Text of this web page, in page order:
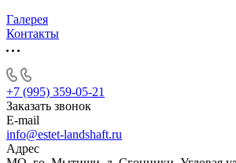
Галерея
Контакты
+7 (995) 359-05-21
Заказать звонок
E-mail
info@estet-landshaft.ru
Адрес